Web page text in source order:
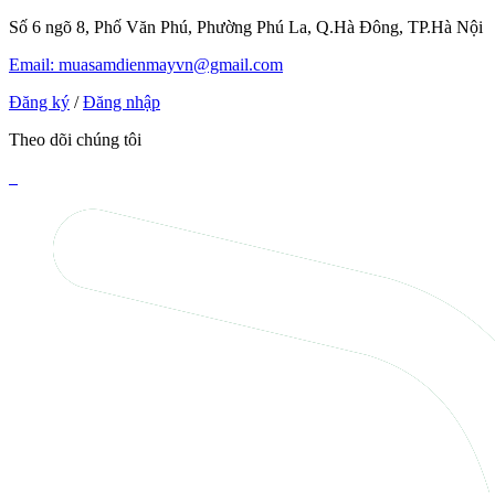
Số 6 ngõ 8, Phố Văn Phú, Phường Phú La, Q.Hà Đông, TP.Hà Nội
Email: muasamdienmayvn@gmail.com
Đăng ký / Đăng nhập
Theo dõi chúng tôi